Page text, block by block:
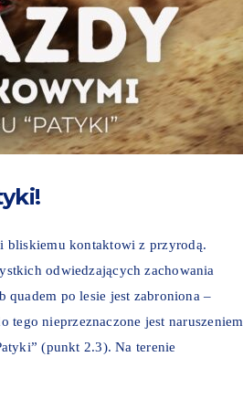
bliskiemu kontaktowi z przyrodą.
odwiedzających zachowania
po lesie jest zabroniona –
nieprzeznaczone jest naruszeniem
(punkt 2.3). Na terenie